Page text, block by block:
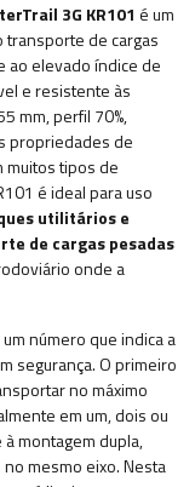
3G KR101 é um
de cargas
ao elevado índice de
e resistente às
mm, perfil 70%,
propriedades de
muitos tipos de
é ideal para uso
utilitários e
de cargas pesadas
onde a
um número que indica a
segurança. O primeiro
no máximo
em um, dois ou
montagem dupla,
mesmo eixo. Nesta